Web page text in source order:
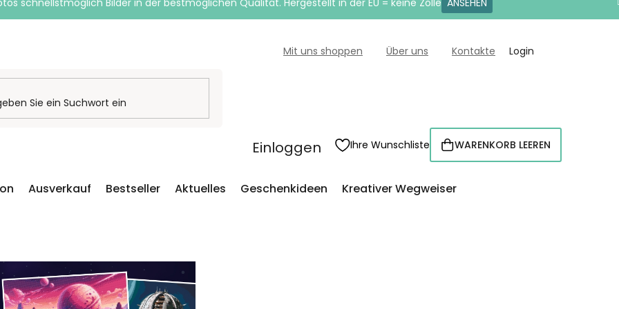
schnellstmöglich Bilder in der bestmöglichen Qualität. Hergestellt in der EU = keine Zölle ANSEHEN
Mit uns shoppen Über uns Kontakte Login
Einloggen Ihre Wunschliste WARENKORB
WARENKORB LEEREN
Ausverkauf Bestseller Aktuelles Geschenkideen Kreativer Wegweiser